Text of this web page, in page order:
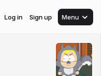
Log in Sign up Menu